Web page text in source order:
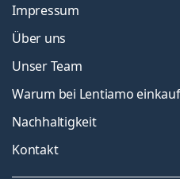
Impressum
Über uns
Unser Team
Warum bei Lentiamo
Nachhaltigkeit
Kontakt